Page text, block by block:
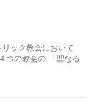
ック教会において
つの教会の 「聖なる